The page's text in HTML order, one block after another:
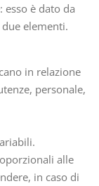
esso è dato da
elementi.
in relazione
personale,
alle
in caso di